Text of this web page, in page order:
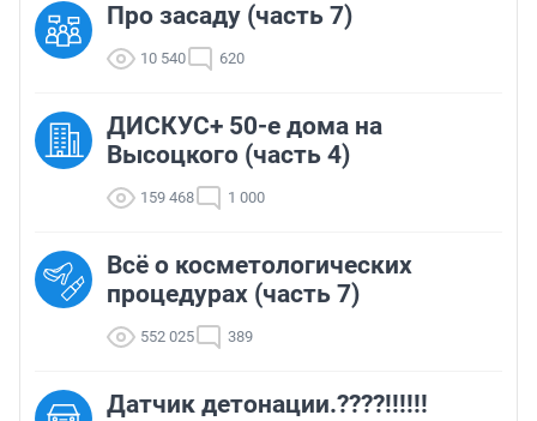
Про засаду (часть 7)
10 540 620
ДИСКУС+ 50-е дома на
Высоцкого (часть 4)
159 468 1 000
Всё о косметологических
процедурах (часть 7)
552 025 389
Датчик детонации.????!!!!!!